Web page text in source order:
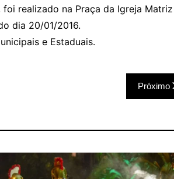
realizado na Praça da Igreja Matriz
dia 20/01/2016.
e Estaduais.
Próximo